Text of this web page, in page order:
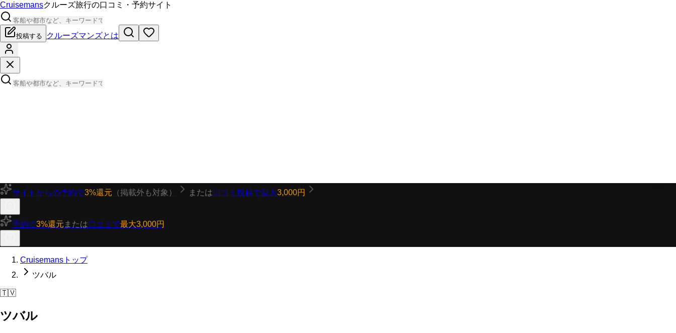
Cruisemansクルーズ旅行の口コミ・予約サイト
投稿する クルーズマンズとは
サイトからの予約で3%還元 （掲載外も対象） または口コミ投稿で最大3,000円
予約で3%還元 または口コミで最大3,000円
Cruisemansトップ
ツバル
🇹🇻
ツバル